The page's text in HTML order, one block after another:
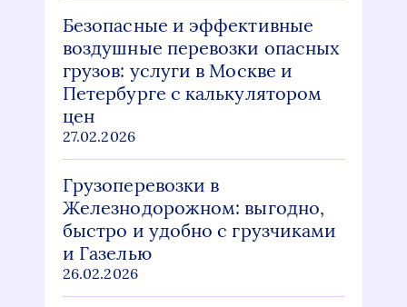
Безопасные и эффективные
воздушные перевозки опасных
грузов: услуги в Москве и
Петербурге с калькулятором
цен
27.02.2026
Грузоперевозки в
Железнодорожном: выгодно,
быстро и удобно с грузчиками
и Газелью
26.02.2026